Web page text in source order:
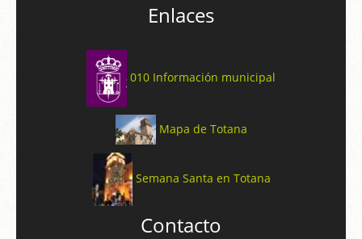
Enlaces
010 Información municipal
Mapa de Totana
Semana Santa en Totana
Contacto